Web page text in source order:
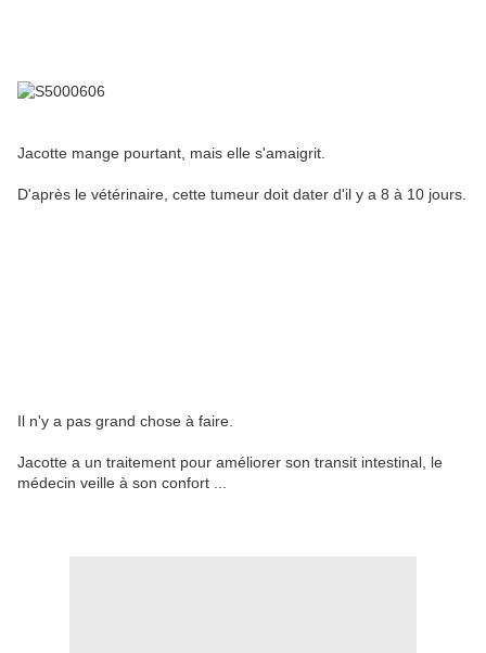
Jacotte mange pourtant, mais elle s'amaigrit.
D'après le vétérinaire, cette tumeur doit dater d'il y a 8 à 10 jours.
Il n'y a pas grand chose à faire.
Jacotte a un traitement pour améliorer son transit intestinal, le
médecin veille à son confort ...